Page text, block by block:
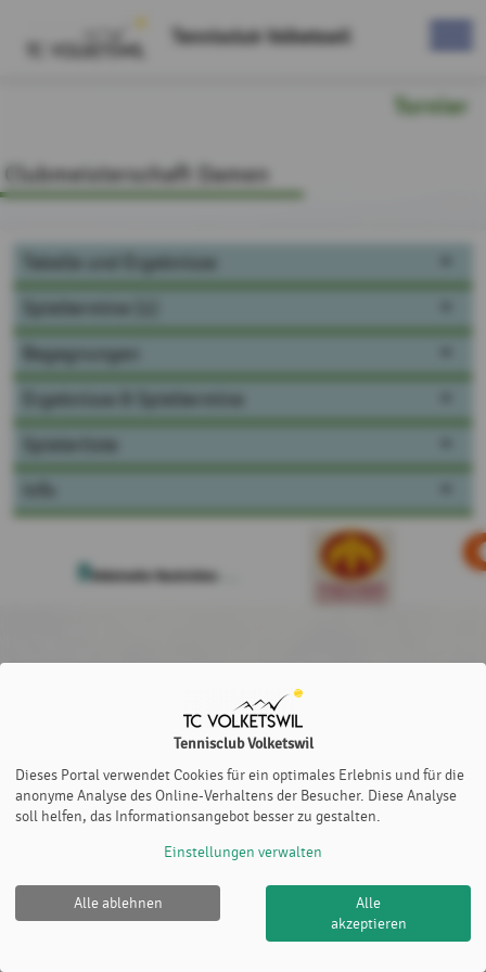
Tennisclub Volketswil
Turnier
Clubmeisterschaft Damen
Tabelle und Ergebnisse
Spieltermine (1)
Begegnungen
Ergebnisse & Spieltermine
Spielerliste
Tennisclub Volketswil |
Datenschutz- und
Cookie Policy
Tennisclub Volketswil
Dieses Portal verwendet Cookies für ein optimales Erlebnis und für die
anonyme Analyse des Online-Verhaltens der Besucher. Diese Analyse
soll helfen, das Informationsangebot besser zu gestalten.
Einstellungen verwalten
Alle ablehnen
Alle
akzeptieren